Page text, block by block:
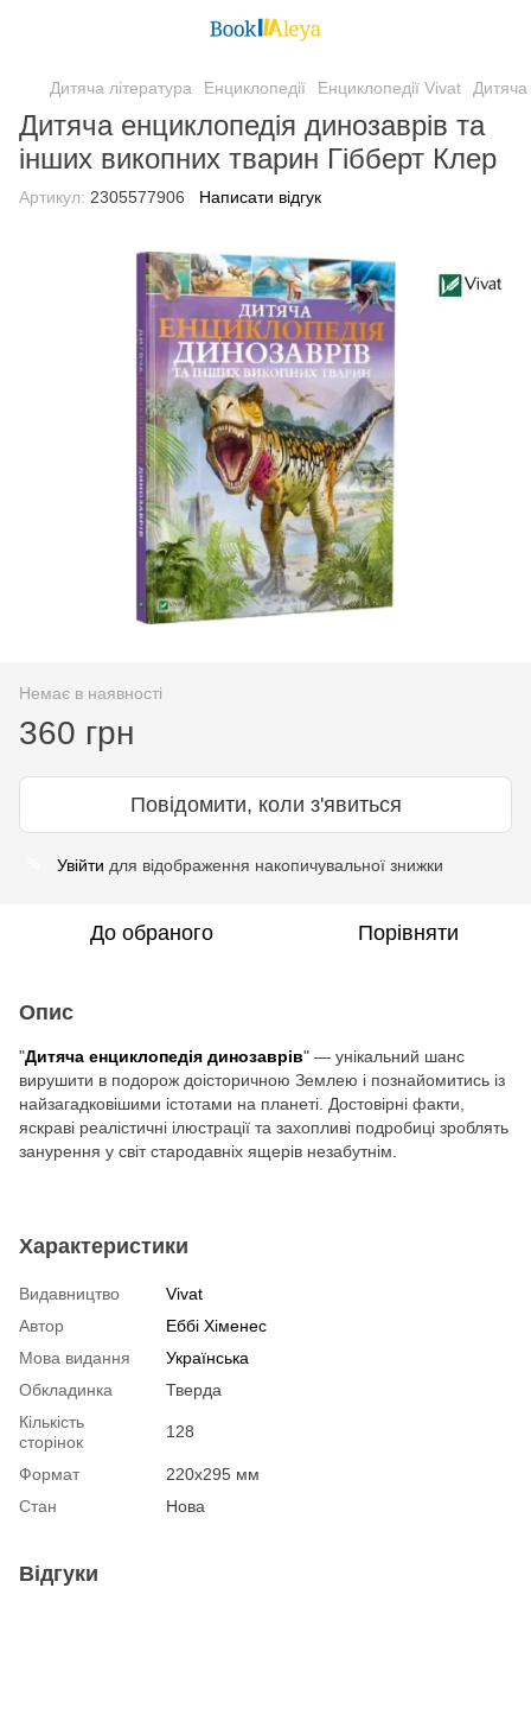
Дитяча література Енциклопедії Енциклопедії Vivat Дитяча
Дитяча енциклопедія динозаврів та
інших викопних тварин Гібберт Клер
Артикул: 2305577906 Написати відгук
Немає в наявності
360 грн
Повідомити, коли з'явиться
Увійти для відображення накопичувальної знижки
До обраного Порівняти
Опис
"Дитяча енциклопедія динозаврів" — унікальний шанс
вирушити в подорож доісторичною Землею і познайомитись із
найзагадковішими істотами на планеті. Достовірні факти,
яскраві реалістичні ілюстрації та захопливі подробиці зроблять
занурення у світ стародавніх ящерів незабутнім.
Характеристики
Видавництво
Vivat
Автор
Еббі Хіменес
Мова видання
Українська
Обкладинка
Тверда
Кількість
сторінок
128
Формат
220x295 мм
Стан
Нова
Відгуки